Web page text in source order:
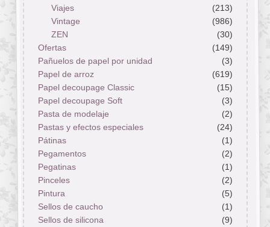
Viajes
(213)
Vintage
(986)
ZEN
(30)
Ofertas
(149)
Pañuelos de papel por unidad
(3)
Papel de arroz
(619)
Papel decoupage Classic
(15)
Papel decoupage Soft
(3)
Pasta de modelaje
(2)
Pastas y efectos especiales
(24)
Pátinas
(1)
Pegamentos
(2)
Pegatinas
(1)
Pinceles
(2)
Pintura
(5)
Sellos de caucho
(1)
Sellos de silicona
(9)